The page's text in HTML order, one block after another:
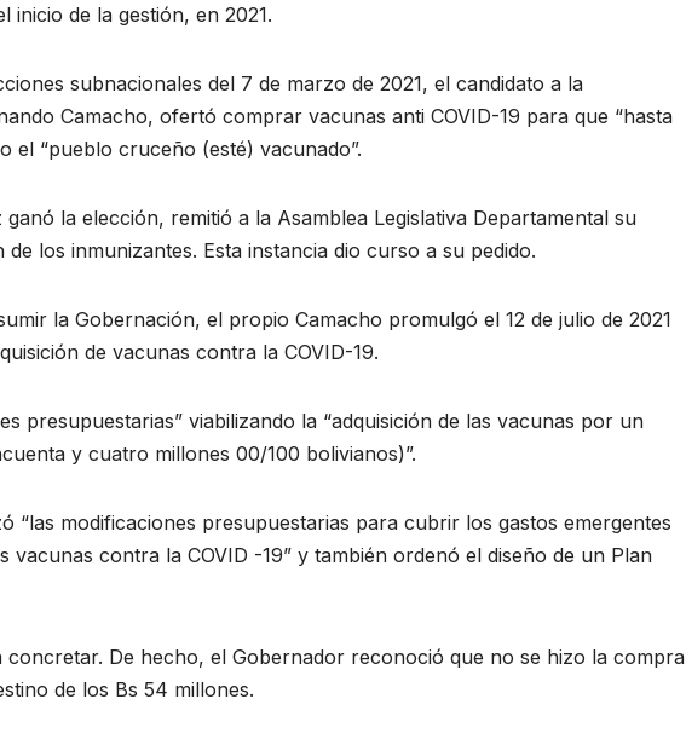
inicio de la gestión, en 2021.
subnacionales del 7 de marzo de 2021, el candidato a la
Camacho, ofertó comprar vacunas anti COVID-19 para que “hasta
el “pueblo cruceño (esté) vacunado”.
la elección, remitió a la Asamblea Legislativa Departamental su
los inmunizantes. Esta instancia dio curso a su pedido.
la Gobernación, el propio Camacho promulgó el 12 de julio de 2021
de vacunas contra la COVID-19.
presupuestarias” viabilizando la “adquisición de las vacunas por un
y cuatro millones 00/100 bolivianos)”.
“las modificaciones presupuestarias para cubrir los gastos emergentes
vacunas contra la COVID -19” y también ordenó el diseño de un Plan
concretar. De hecho, el Gobernador reconoció que no se hizo la compra
de los Bs 54 millones.